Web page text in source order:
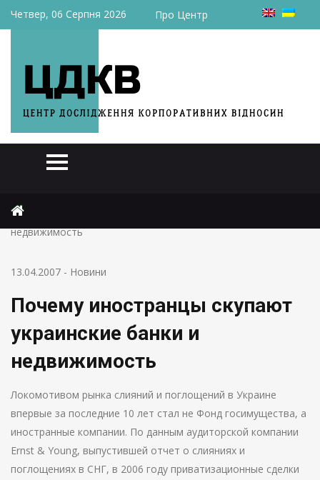
Четвер, 06 Серпня 2026 Про Центр
Почему иностранцы скупают украинские банки и
недвижимость
13.04.2007 - Новини
Почему иностранцы скупают
украинские банки и
недвижимость
Локомотивом рынка слияний и поглощений в Украине
впервые за последние 10 лет стал не Фонд госимущества, а
иностранные компании. По данным аудиторской компании
Ernst & Young, выпустившей отчет о слияниях и
поглощениях в СНГ, в 2006 году приватизационные сделки